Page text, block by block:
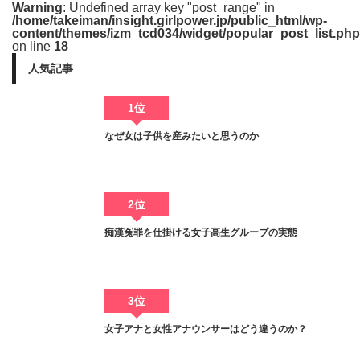
Warning: Undefined array key "post_range" in
/home/takeiman/insight.girlpower.jp/public_html/wp-
content/themes/izm_tcd034/widget/popular_post_list.php
on line 18
人気記事
1位
なぜ女は子供を産みたいと思うのか
2位
痴漢冤罪を仕掛ける女子高生グループの実態
3位
女子アナと女性アナウンサーはどう違うのか？